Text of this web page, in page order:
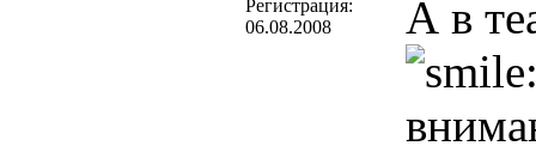
Регистрация:
06.08.2008
А в